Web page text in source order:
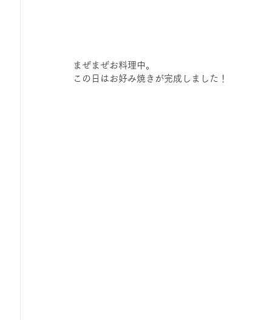
まぜまぜお料理中。
この日はお好み焼きが完成しました！